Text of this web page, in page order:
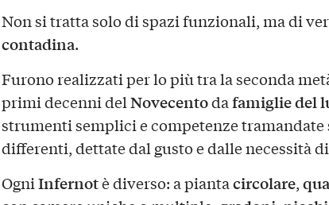
Non si tratta solo di spazi funzionali, ma di
contadina.
Furono realizzati per lo più tra la seconda
primi decenni delNovecentodafamiglie del
strumenti semplici e competenze
differenti, dettate dal gusto e dalle necessità
OgniInfernotè diverso: a piantacircolare,